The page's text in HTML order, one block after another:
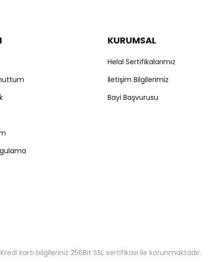
KURUMSAL
Helal Sertifikalarımız
İletişim Bilgilerimiz
Bayi Başvurusu
kartı bilgileriniz 256Bit SSL sertifikası ile korunmaktadır.